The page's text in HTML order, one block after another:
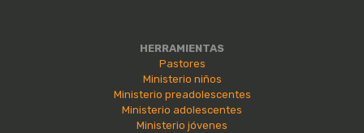
HERRAMIENTAS
Pastores
Ministerio niños
Ministerio preadolescentes
Ministerio adolescentes
Ministerio jóvenes